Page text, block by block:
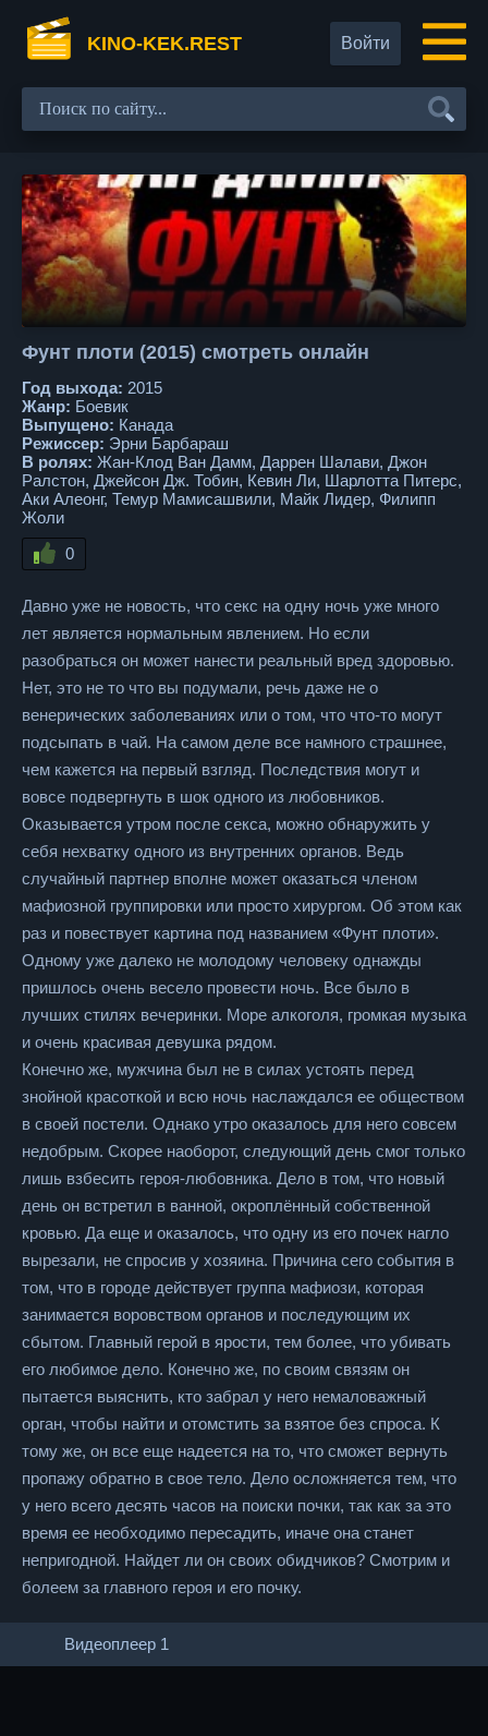
KINO-KEK.REST Войти
Фунт плоти (2015) смотреть онлайн
Год выхода: 2015
Жанр: Боевик
Выпущено: Канада
Режиссер: Эрни Барбараш
В ролях: Жан-Клод Ван Дамм, Даррен Шалави, Джон
Ралстон, Джейсон Дж. Тобин, Кевин Ли, Шарлотта Питерс,
Аки Алеонг, Темур Мамисашвили, Майк Лидер, Филипп
Жоли
0
Давно уже не новость, что секс на одну ночь уже много
лет является нормальным явлением. Но если
разобраться он может нанести реальный вред здоровью.
Нет, это не то что вы подумали, речь даже не о
венерических заболеваниях или о том, что что-то могут
подсыпать в чай. На самом деле все намного страшнее,
чем кажется на первый взгляд. Последствия могут и
вовсе подвергнуть в шок одного из любовников.
Оказывается утром после секса, можно обнаружить у
себя нехватку одного из внутренних органов. Ведь
случайный партнер вполне может оказаться членом
мафиозной группировки или просто хирургом. Об этом как
раз и повествует картина под названием «Фунт плоти».
Одному уже далеко не молодому человеку однажды
пришлось очень весело провести ночь. Все было в
лучших стилях вечеринки. Море алкоголя, громкая музыка
и очень красивая девушка рядом.
Конечно же, мужчина был не в силах устоять перед
знойной красоткой и всю ночь наслаждался ее обществом
в своей постели. Однако утро оказалось для него совсем
недобрым. Скорее наоборот, следующий день смог только
лишь взбесить героя-любовника. Дело в том, что новый
день он встретил в ванной, окроплённый собственной
кровью. Да еще и оказалось, что одну из его почек нагло
вырезали, не спросив у хозяина. Причина сего события в
том, что в городе действует группа мафиози, которая
занимается воровством органов и последующим их
сбытом. Главный герой в ярости, тем более, что убивать
его любимое дело. Конечно же, по своим связям он
пытается выяснить, кто забрал у него немаловажный
орган, чтобы найти и отомстить за взятое без спроса. К
тому же, он все еще надеется на то, что сможет вернуть
пропажу обратно в свое тело. Дело осложняется тем, что
у него всего десять часов на поиски почки, так как за это
время ее необходимо пересадить, иначе она станет
непригодной. Найдет ли он своих обидчиков? Смотрим и
болеем за главного героя и его почку.
Видеоплеер 1